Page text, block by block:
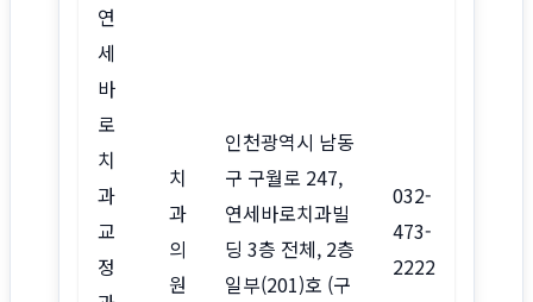
연
세
바
로
치
과
교
정
치
과
의
원
인천광역시 남동
구 구월로 247,
연세바로치과빌
딩 3층 전체, 2층
일부(201)호 (구
032-
473-
2222